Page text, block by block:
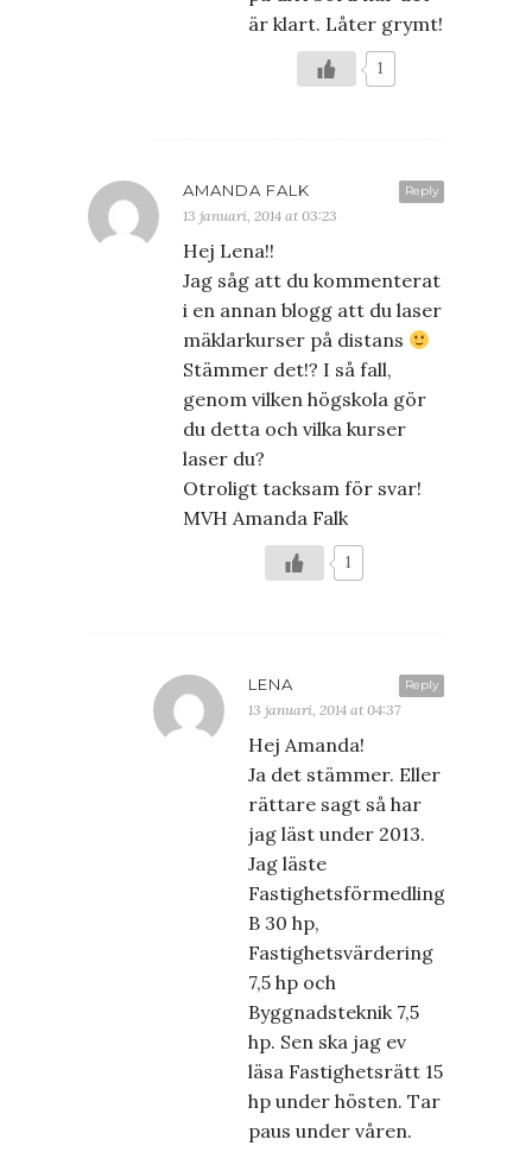
är klart. Låter grymt!
1
Reply
AMANDA FALK
13 januari, 2014 at 03:23
Hej Lena!!
Jag såg att du kommenterat
i en annan blogg att du laser
mäklarkurser på distans
Stämmer det!? I så fall,
genom vilken högskola gör
du detta och vilka kurser
laser du?
Otroligt tacksam för svar!
MVH Amanda Falk
1
Reply
LENA
13 januari, 2014 at 04:37
Hej Amanda!
Ja det stämmer. Eller
rättare sagt så har
jag läst under 2013.
Jag läste
Fastighetsförmedling
B 30 hp,
Fastighetsvärdering
7,5 hp och
Byggnadsteknik 7,5
hp. Sen ska jag ev
läsa Fastighetsrätt 15
hp under hösten. Tar
paus under våren.